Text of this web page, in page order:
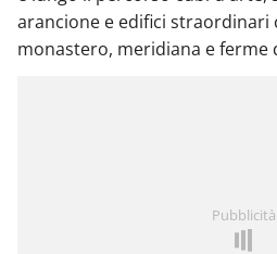
arancione e edifici straordinari
monastero, meridiana e ferme
Pubblicità